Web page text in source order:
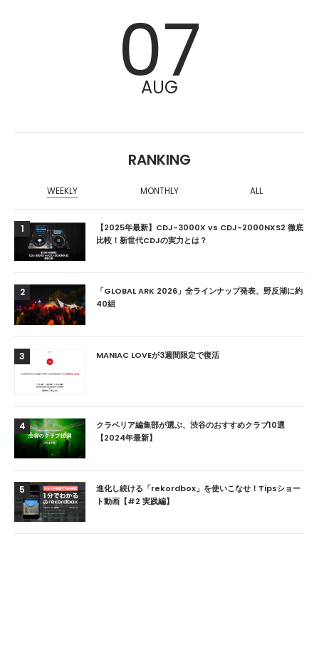
07
AUG
RANKING
WEEKLY MONTHLY ALL
1
【2025年最新】CDJ-3000X vs CDJ-2000NXS2 徹底
比較！新世代CDJの実力とは？
2
「GLOBAL ARK 2026」全ラインナップ発表、野反湖に約
40組
3 MANIAC LOVEが3週間限定で復活
4
クラベリア編集部が選ぶ、渋谷のおすすめクラブ10選
【2024年最新】
5
進化し続ける「rekordbox」を使いこなせ！Tipsショー
ト動画【#2 実践編】